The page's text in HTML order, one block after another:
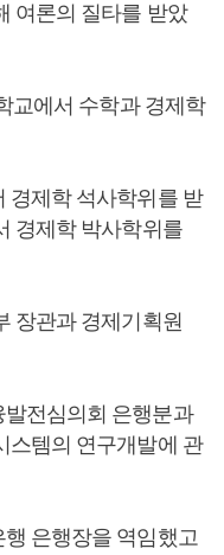
여론의 질타를 받았
교에서 수학과 경제학
경제학 석사학위를 받
경제학 박사학위를
장관과 경제기획원
전심의회 은행분과
스템의 연구개발에 관
은행장을 역임했고